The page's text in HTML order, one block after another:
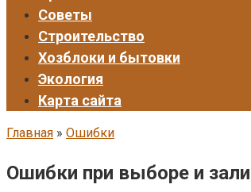
Советы
Строительство
Хозблоки и бытовки
Экология
Карта сайта
Главная » Ошибки
Ошибки при выборе и